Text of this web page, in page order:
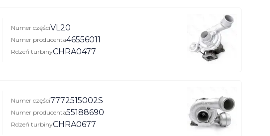
Numer częściVL20
Numer producenta46556011
Rdzeń turbinyCHRA0477
Numer części7772515002S
Numer producenta55188690
Rdzeń turbinyCHRA0677